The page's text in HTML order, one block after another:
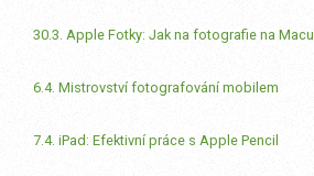
30.3. Apple Fotky: Jak na fotografie na Macu
6.4. Mistrovství fotografování mobilem
7.4. iPad: Efektivní práce s Apple Pencil